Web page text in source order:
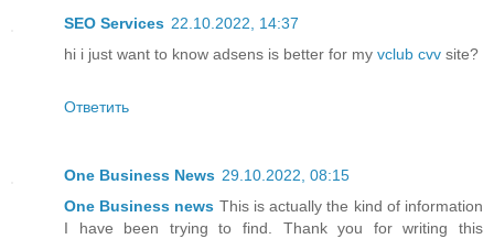
SEO Services 22.10.2022, 14:37
hi i just want to know adsens is better for my vclub cvv site?
Ответить
One Business News 29.10.2022, 08:15
One Business news This is actually the kind of information
I have been trying to find. Thank you for writing this